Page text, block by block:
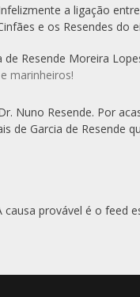
a ligação
e os Resendes do
de Resende Moreira
marinheiros!
Nuno Resende. Por
de Garcia de Resende
causa provável é o feed